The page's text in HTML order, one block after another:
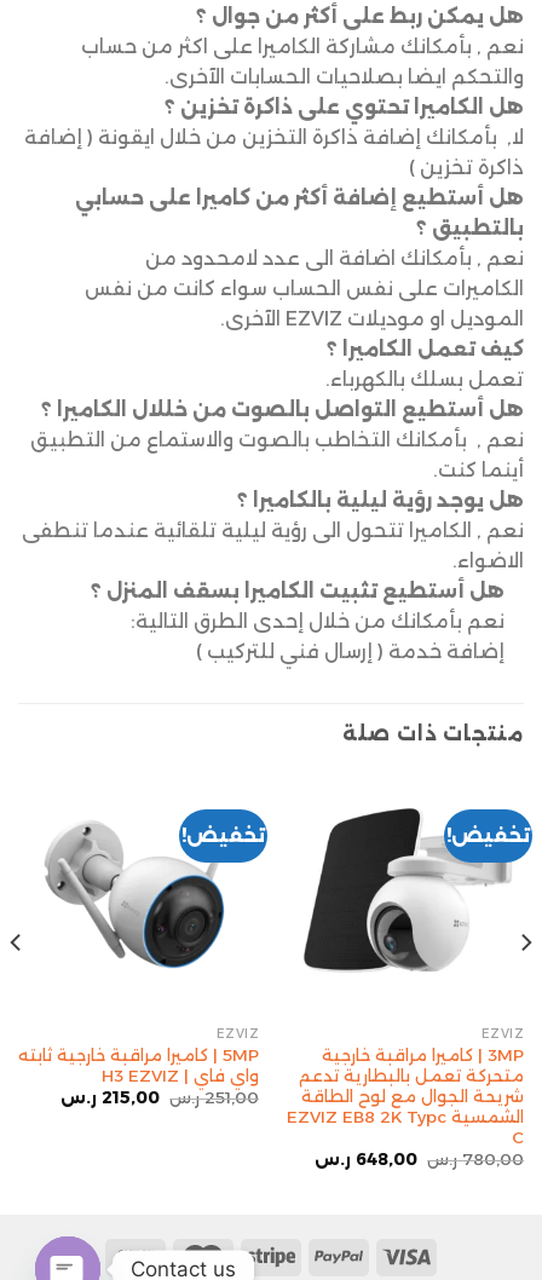
هل يمكن ربط على أكثر من جوال ؟
نعم , بأمكانك مشاركة الكاميرا على اكثر من حساب
والتحكم ايضا بصلاحيات الحسابات الآخرى.
هل الكاميرا تحتوي على ذاكرة تخزين ؟
لا, بأمكانك إضافة ذاكرة التخزين من خلال ايقونة ( إضافة
ذاكرة تخزين )
هل أستطيع إضافة أكثر من كاميرا على حسابي
بالتطبيق ؟
نعم , بأمكانك اضافة الى عدد لامحدود من
الكاميرات على نفس الحساب سواء كانت من نفس
الموديل او موديلات EZVIZ الآخرى.
كيف تعمل الكاميرا ؟
تعمل بسلك بالكهرباء.
هل أستطيع التواصل بالصوت من خللال الكاميرا ؟
نعم , بأمكانك التخاطب بالصوت والاستماع من التطبيق
أينما كنت.
هل يوجد رؤية ليلية بالكاميرا ؟
نعم , الكاميرا تتحول الى رؤية ليلية تلقائية عندما تنطفى
الاضواء.
هل أستطيع تثبيت الكاميرا بسقف المنزل ؟
نعم بأمكانك من خلال إحدى الطرق التالية:
إضافة خدمة ( إرسال فني للتركيب )
منتجات ذات صلة
تخفيض!
EZVIZ
3MP | كاميرا مراقبة خارجية
متحركة تعمل بالبطارية تدعم
شريحة الجوال مع لوح الطاقة
الشمسية EZVIZ EB8 2K Typc
C
780,00 ر.س 648,00 ر.س
تخفيض!
EZVIZ
5MP | كاميرا مراقبة خارجية ثابته
واي فاي | H3 EZVIZ
251,00 ر.س 215,00 ر.س
Contact us